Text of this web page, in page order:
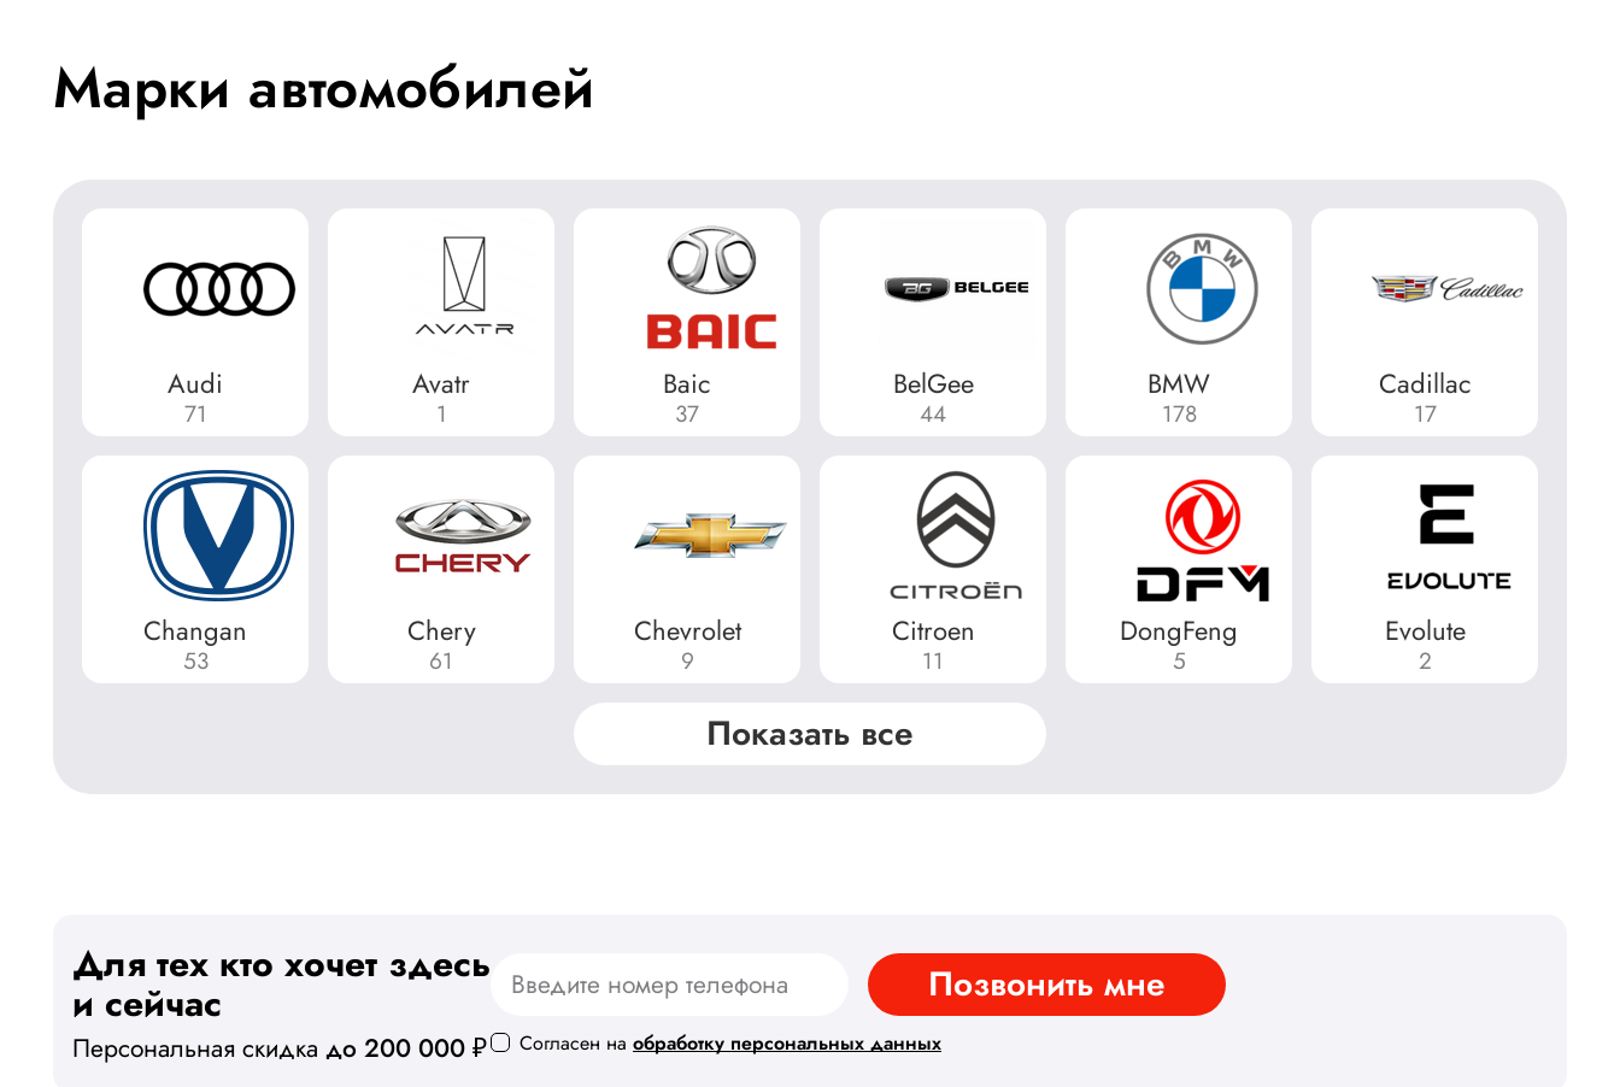
Марки автомобилей
Audi
71
Avatr
1
Baic
37
BelGee
44
BMW
178
Cadillac
17
Changan
53
Chery
61
Chevrolet
9
Citroen
11
DongFeng
5
Evolute
2
Показать все
Для тех кто хочет здесь
и сейчас
Персональная скидка до 200 000 ₽
Позвонить мне
Согласен на обработку персональных данных